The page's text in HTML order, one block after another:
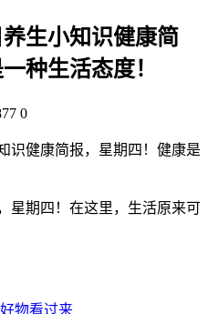
养生小知识健康简
种生活态度！
0
星期四！在这里，生活原来可
物看过来